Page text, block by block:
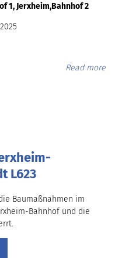
1, Jerxheim,Bahnhof 2
Read more
L623
Baumaßnahmen im
Bahnhof und die